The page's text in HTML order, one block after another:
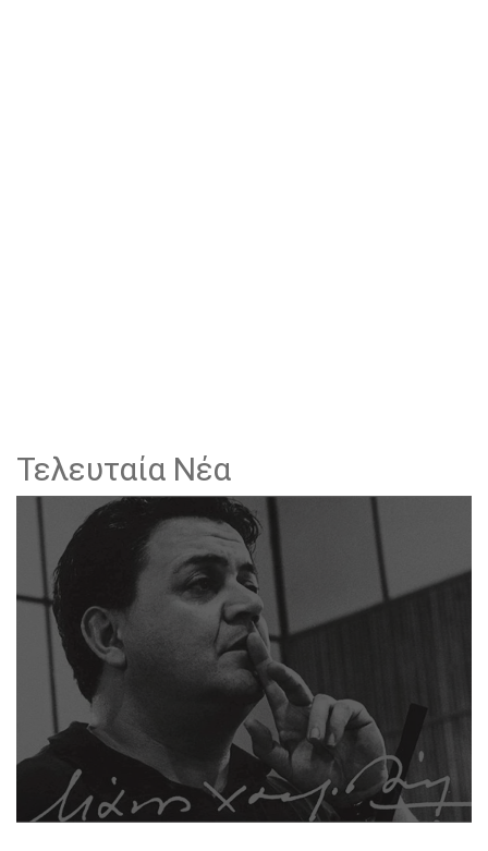
Τελευταία Νέα